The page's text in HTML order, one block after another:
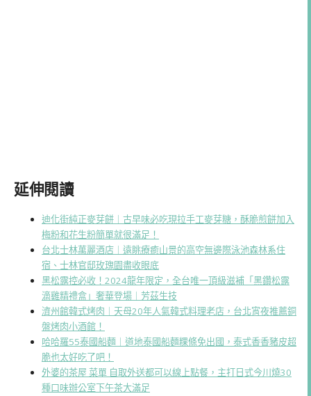
延伸閱讀
迪化街純正麥芽餅｜古早味必吃現拉手工麥芽糖，酥脆煎餅加入
梅粉和花生粉簡單就很滿足！
台北士林萬麗酒店｜遠眺療癒山景的高空無邊際泳池森林系住
宿、士林官邸玫瑰園盡收眼底
黑松露控必收！2024龍年限定，全台唯一頂級滋補「黑鑽松露
滴雞精禮盒」奢華登場｜芳茲生技
濟州館韓式烤肉｜天母20年人氣韓式料理老店，台北宵夜推薦銅
盤烤肉小酒館！
哈哈羅55泰國船麵｜道地泰國船麵粿條免出國，泰式香香豬皮超
脆也太好吃了吧！
外婆的茶屋 菜單 自取外送都可以線上點餐，主打日式今川燒30
種口味辦公室下午茶大滿足